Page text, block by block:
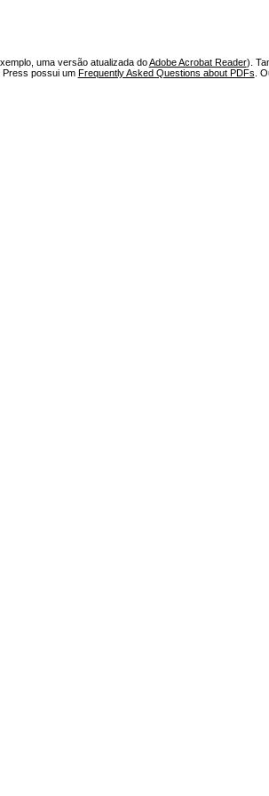
uma versão atualizada doAdobe Acrobat Reader).
Press possui um Frequently Asked Questions about PDFs .